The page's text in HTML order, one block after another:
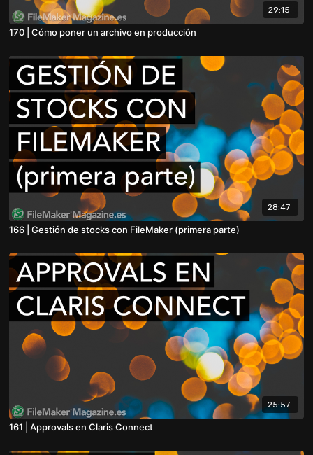
29:15
170 | Cómo poner un archivo en producción
28:47
166 | Gestión de stocks con FileMaker (primera parte)
25:57
161 | Approvals en Claris Connect